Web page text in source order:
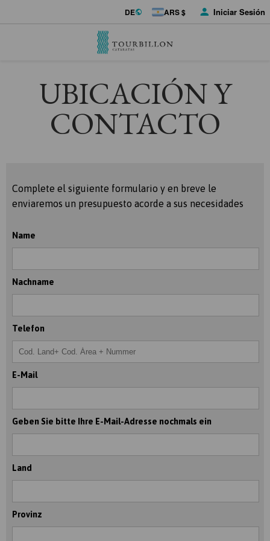
DE ARS $ Iniciar Sesión
UBICACIÓN Y
CONTACTO
Complete el siguiente formulario y en breve le
enviaremos un presupuesto acorde a sus necesidades
Name
Nachname
Telefon
E-Mail
Geben Sie bitte Ihre E-Mail-Adresse nochmals ein
Land
Provinz